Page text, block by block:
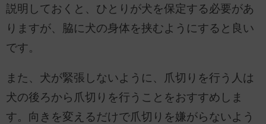
説明しておくと、ひとりが犬を保定する必要があ
りますが、脇に犬の身体を挟むようにすると良い
です。
また、犬が緊張しないように、爪切りを行う人は
犬の後ろから爪切りを行うことをおすすめしま
す。向きを変えるだけで爪切りを嫌がらないよう